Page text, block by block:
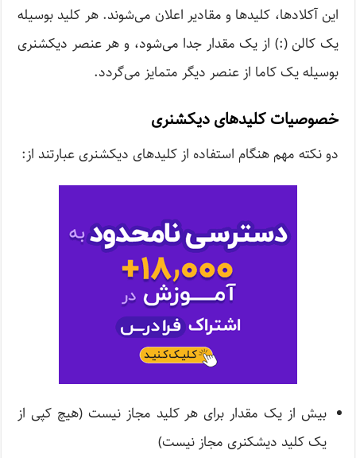
این آکلادها، کلیدها و مقادیر اعلان می‌شوند. هر کلید بوسیله
یک کالن (:) از یک مقدار جدا می‌شود، و هر عنصر دیکشنری
بوسیله یک کاما از عنصر دیگر متمایز می‌گردد.
خصوصیات کلیدهای دیکشنری
دو نکته مهم هنگام استفاده از کلیدهای دیکشنری عبارتند از:
بیش از یک مقدار برای هر کلید مجاز نیست (هیچ کپی از
یک کلید دیشکنری مجاز نیست)